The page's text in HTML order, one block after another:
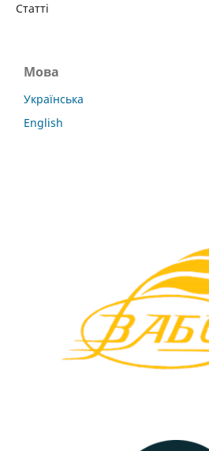
Статті
Мова
Українська
English